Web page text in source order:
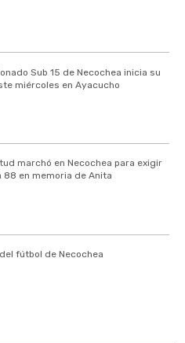
Sub 15 de Necochea inicia su
miércoles en Ayacucho
marchó en Necochea para exigir
88 en memoria de Anita
fútbol de Necochea